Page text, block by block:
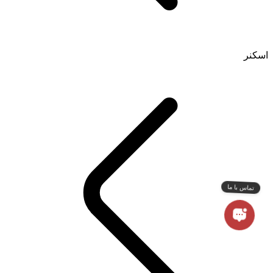
اسکنر